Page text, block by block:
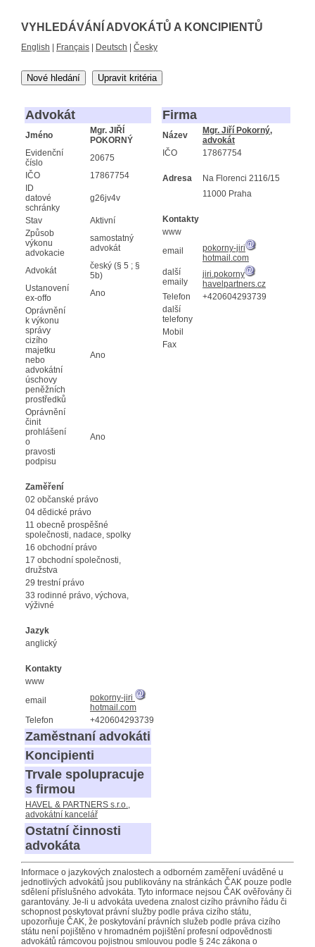
VYHLEDÁVÁNÍ ADVOKÁTŮ A KONCIPIENTŮ
English Français Deutsch Česky
Nové hledání Upravit kritéria
Advokát
Jméno
Mgr. JIŘÍ
POKORNÝ
Evidenční
číslo
20675
IČO
17867754
ID
datové
schránky
g26jv4v
Stav
Aktivní
Způsob
výkonu
advokacie
samostatný
advokát
Advokát
český (§ 5 ; §
5b)
Ustanovení
ex-offo
Ano
Oprávnění
k výkonu
správy
cizího
majetku
nebo
advokátní
úschovy
peněžních
prostředků
Ano
Oprávnění
činit
prohlášení
o
pravosti
podpisu
Ano
Zaměření
02 občanské právo
04 dědické právo
11 obecně prospěšné
společnosti, nadace, spolky
16 obchodní právo
17 obchodní společnosti,
družstva
29 trestní právo
33 rodinné právo, výchova,
výživné
Jazyk
anglický
Kontakty
www
email
pokorny-jiri
hotmail.com
Telefon
+420604293739
Zaměstnaní advokáti
Koncipienti
Trvale spolupracuje
s firmou
HAVEL & PARTNERS s.r.o.,
advokátní kancelář
Ostatní činnosti
advokáta
Firma
Název
Mgr. Jiří Pokorný,
advokát
IČO
17867754
Adresa
Na Florenci 2116/15
11000 Praha
Kontakty
www
email
pokorny-jiri
hotmail.com
další
emaily
jiri.pokorny
havelpartners.cz
Telefon
+420604293739
další
telefony
Mobil
Fax
Informace o jazykových znalostech a odborném zaměření uváděné u
jednotlivých advokátů jsou publikovány na stránkách ČAK pouze podle
sdělení příslušného advokáta. Tyto informace nejsou ČAK ověřovány či
garantovány. Je-li u advokáta uvedena znalost cizího právního řádu či
schopnost poskytovat právní služby podle práva cizího státu,
upozorňuje ČAK, že poskytování právních služeb podle práva cizího
státu není pojištěno v hromadném pojištění profesní odpovědnosti
advokátů rámcovou pojistnou smlouvou podle § 24c zákona o